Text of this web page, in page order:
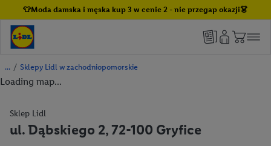
👕Moda damska i męska kup 3 w cenie 2 - nie przegap okazji👗
/ Sklepy Lidl w zachodniopomorskie
Loading map...
Sklep Lidl
ul. Dąbskiego 2, 72-100 Gryfice